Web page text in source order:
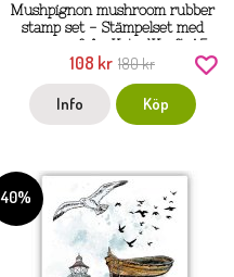
Mushpignon mushroom rubber
stamp set - Stämpelset med
svampar från KatzelKraft A5
108 kr 180 kr
Info Köp
40%